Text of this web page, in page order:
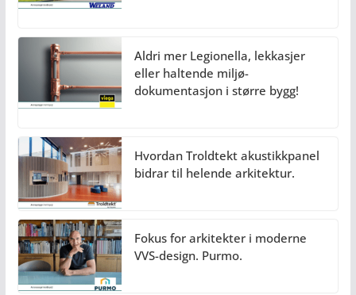
Aldri mer Legionella, lekkasjer
eller haltende miljø-
dokumentasjon i større bygg!
Hvordan Troldtekt akustikkpanel
bidrar til helende arkitektur.
Fokus for arkitekter i moderne
VVS-design. Purmo.